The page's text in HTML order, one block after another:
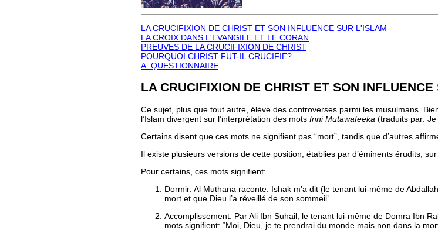
LA CRUCIFIXION DE CHRIST ET SON INFLUENCE SUR L'ISLAM
LA CROIX DANS L'EVANGILE ET LE CORAN
PREUVES DE LA CRUCIFIXION DE CHRIST
POURQUOI CHRIST FUT-IL CRUCIFIE?
A. QUESTIONNAIRE
LA CRUCIFIXION DE CHRIST ET SON
Ce sujet, plus que tout autre, élève des controverses parmi les musulmans.
l’Islam divergent sur l’interprétation des mots Inni Mutawafeeka (traduits par: Je
Certains disent que ces mots ne signifient pas “mort”, tandis que d’autres
Il existe plusieurs versions de cette position, établies par d’éminents érudits,
Pour certains, ces mots signifient:
Dormir: Al Muthana raconte: Ishak m’a dit (le tenant lui-même de
mort et que Dieu l’a réveillé de son sommeil’.
Accomplissement: Par Ali Ibn Suhail, le tenant lui-même de Domra Ibn
mots signifient: “Moi, Dieu, je te prendrai du monde mais non dans la